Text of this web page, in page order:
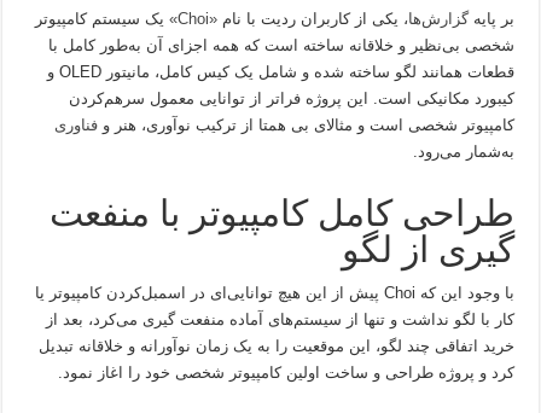
بر پایهگزارش‌ها، یکی از کاربران ردیت با نام«Choi»
یک سیستم کامپیوتر
شخصی بی‌نظیر و خلاقانه ساخته است که همه اجزای آن به‌طور کامل با
قطعات همانند لگو ساخته شده و شامل یک کیس کامل، مانیتور OLED و
کیبورد مکانیکی است. این پروژه فراتر از توانایی معمول سرهم‌کردن
کامپیوتر شخصی است و مثالای بی همتا از ترکیب نوآوری، هنر وفناوری
به‌شمار می‌رود.
طراحی کامل کامپیوتر با منفعت
گیری از لگو
با وجود این که Choi پیش از این هیچ توانایی‌ای در اسمبل‌کردن کامپیوتر یا
کار با لگو نداشت و تنها از سیستم‌های آماده منفعت گیری می‌کرد، بعد از
خرید اتفاقی چند لگو، این موقعیت را به یک زمان نوآورانه و خلاقانه تبدیل
کرد و پروژه طراحی و ساخت اولین کامپیوتر شخصی خود را اغاز نمود.